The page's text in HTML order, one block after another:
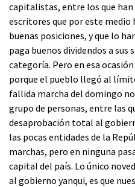
capitalistas, entre los que
escritores que por este medio
buenas posiciones, y que lo
paga buenos dividendos a sus
categoría. Pero en esa
porque el pueblo llegó al
fallida marcha del domingo
grupo de personas, entre las
desaprobación total al
las pocas entidades de la
marchas, pero en ninguna
capital del país. Lo único
al gobierno yanqui, es que